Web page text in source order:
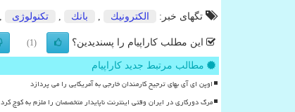
تگهای خبر: الكترونیك بانك تكنولوژی
این مطلب کاراپیام را پسندیدین؟ (1)
مطالب مرتبط جدید کاراپیام
اوپن ای آی بهای ترجیح کارمندان خارجی به آمریکایی را می پردازد
مرگ دورکاری در ایران وقتی اینترنت ناپایدار متخصصان را ملزم به کوچ کرد